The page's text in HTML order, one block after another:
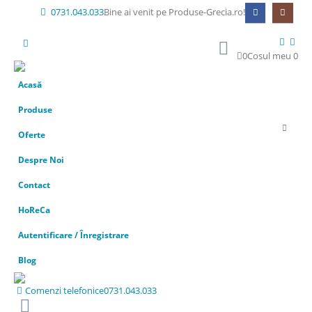
0731.043.033Bine ai venit pe Produse-Grecia.ro!
0Cosul meu 0
Acasă
Produse
Oferte
Despre Noi
Contact
HoReCa
Autentificare / Înregistrare
Blog
Comenzi telefonice0731.043.033